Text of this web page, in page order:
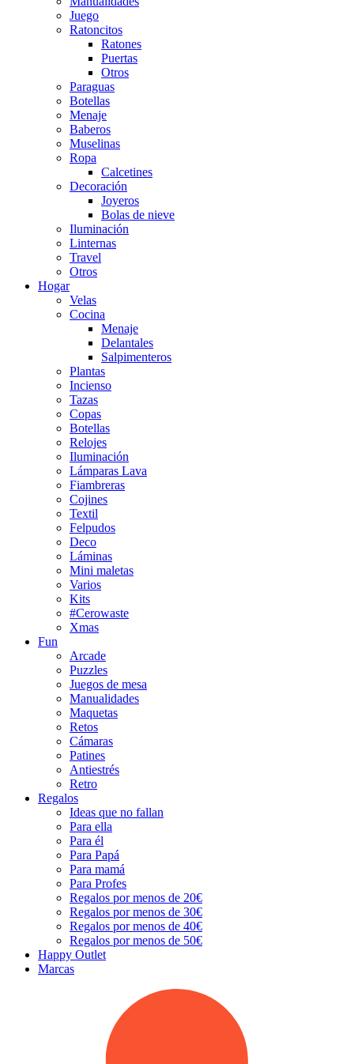
Juego
Ratoncitos
Ratones
Puertas
Otros
Paraguas
Botellas
Menaje
Baberos
Muselinas
Ropa
Calcetines
Decoración
Joyeros
Bolas de nieve
Iluminación
Linternas
Travel
Otros
Hogar
Velas
Cocina
Menaje
Delantales
Salpimenteros
Plantas
Incienso
Tazas
Copas
Botellas
Relojes
Iluminación
Lámparas Lava
Fiambreras
Cojines
Textil
Felpudos
Deco
Láminas
Mini maletas
Varios
Kits
#Cerowaste
Xmas
Fun
Arcade
Puzzles
Juegos de mesa
Manualidades
Maquetas
Retos
Cámaras
Patines
Antiestrés
Retro
Regalos
Ideas que no fallan
Para ella
Para él
Para Papá
Para mamá
Para Profes
Regalos por menos de 20€
Regalos por menos de 30€
Regalos por menos de 40€
Regalos por menos de 50€
Happy Outlet
Marcas